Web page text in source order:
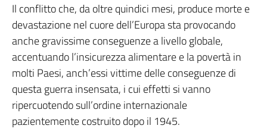
Il conflitto che, da oltre quindici mesi, produce morte e
devastazione nel cuore dell’Europa sta provocando
anche gravissime conseguenze a livello globale,
accentuando l’insicurezza alimentare e la povertà in
molti Paesi, anch’essi vittime delle conseguenze di
questa guerra insensata, i cui effetti si vanno
ripercuotendo sull’ordine internazionale
pazientemente costruito dopo il 1945.